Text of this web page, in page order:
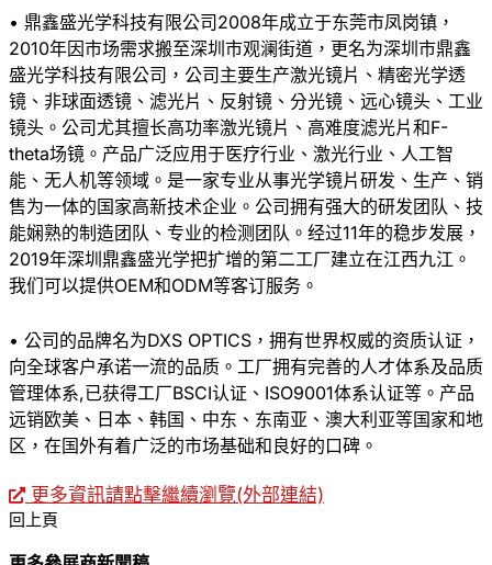
• 鼎鑫盛光学科技有限公司2008年成立于东莞市凤岗镇，
2010年因市场需求搬至深圳市观澜街道，更名为深圳市鼎鑫
盛光学科技有限公司，公司主要生产激光镜片、精密光学透
镜、非球面透镜、滤光片、反射镜、分光镜、远心镜头、工业
镜头。公司尤其擅长高功率激光镜片、高难度滤光片和F-
theta场镜。产品广泛应用于医疗行业、激光行业、人工智
能、无人机等领域。是一家专业从事光学镜片研发、生产、销
售为一体的国家高新技术企业。公司拥有强大的研发团队、技
能娴熟的制造团队、专业的检测团队。经过11年的稳步发展，
2019年深圳鼎鑫盛光学把扩增的第二工厂建立在江西九江。
我们可以提供OEM和ODM等客订服务。
• 公司的品牌名为DXS OPTICS，拥有世界权威的资质认证，
向全球客户承诺一流的品质。工厂拥有完善的人才体系及品质
管理体系,已获得工厂BSCI认证、ISO9001体系认证等。产品
远销欧美、日本、韩国、中东、东南亚、澳大利亚等国家和地
区，在国外有着广泛的市场基础和良好的口碑。
更多資訊請點擊繼續瀏覽(外部連結)
回上頁